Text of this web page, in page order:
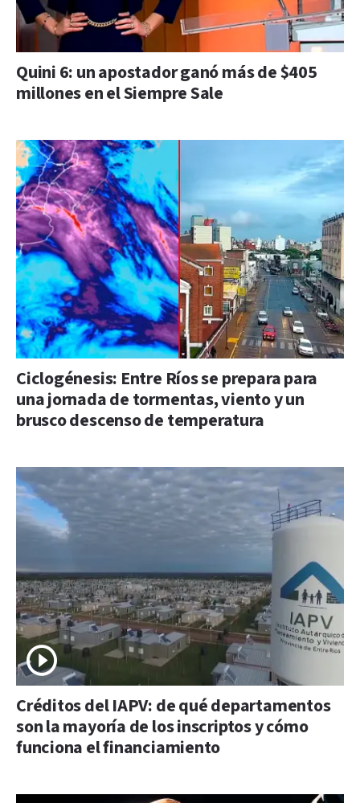
Quini 6: un apostador ganó más de $405
millones en el Siempre Sale
Ciclogénesis: Entre Ríos se prepara para
una jornada de tormentas, viento y un
brusco descenso de temperatura
Créditos del IAPV: de qué departamentos
son la mayoría de los inscriptos y cómo
funciona el financiamiento